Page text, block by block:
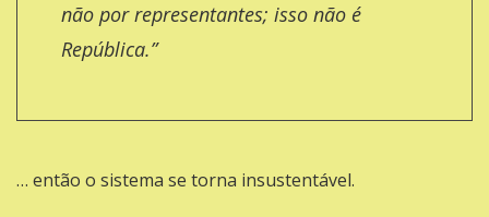
não por representantes; isso não é
República.”
… então o sistema se torna insustentável.